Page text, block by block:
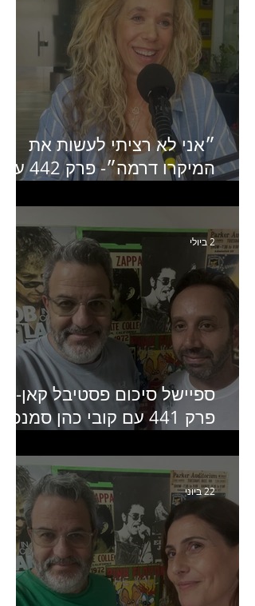
״אני לא רציתי לעשות את
המיקרו דרמה״- פרק 442 עם
של יד2
ספיישל סיכום פסטיבל קאן-
פרק 441 עם קובי כהן
2 ביולי
22 ביוני